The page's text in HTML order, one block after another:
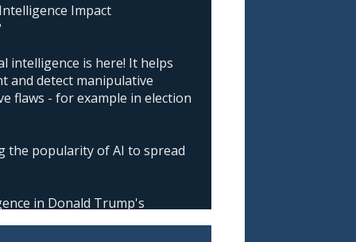
Impact
intelligence is here! It helps
and detect manipulative
flaws - for example in election
the popularity of AI to spread
in Donald Trump's